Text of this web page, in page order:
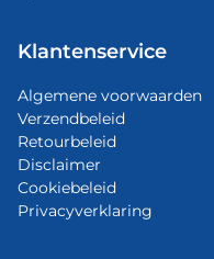
Klantenservice
Algemene voorwaarden
Verzendbeleid
Retourbeleid
Disclaimer
Cookiebeleid
Privacyverklaring